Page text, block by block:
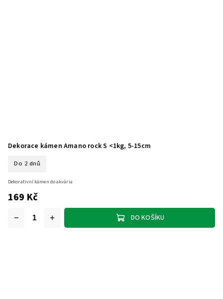
Dekorace kámen Amano rock S <1kg, 5-15cm
Do 2 dnů
169 Kč
DO KOŠÍKU
Dekorativní kámen do akvária